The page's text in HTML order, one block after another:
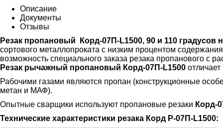
Описание
Документы
Отзывы
Резак пропановый Корд-07П-L1500, 90 и 110 градусов
сортового металлопроката с низким процентом
возможность специального заказа резака пропанового с
Резак рычажный пропановый Корд-07П-L1500
Рабочими газами являются пропан (конструкционные
метан и МАФ).
Опытные сварщики используют пропановые резаки Корд-
Технические характеристики резака Корд Р-07П-L1500: